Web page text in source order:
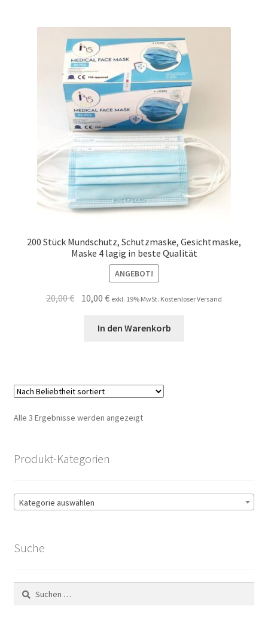
200 Stück Mundschutz, Schutzmaske, Gesichtmaske,
Maske 4 lagig in beste Qualität
ANGEBOT!
20,00€ Ursprünglicher
10,00€Aktueller
ist:
exkl. 19% MwSt. Kostenloser Versand
In den Warenkorb
Alle 3 Ergebnisse werden angezeigtNach
Produkt-Kategorien
Kategorie auswählen
Suche
Suchen
nach: